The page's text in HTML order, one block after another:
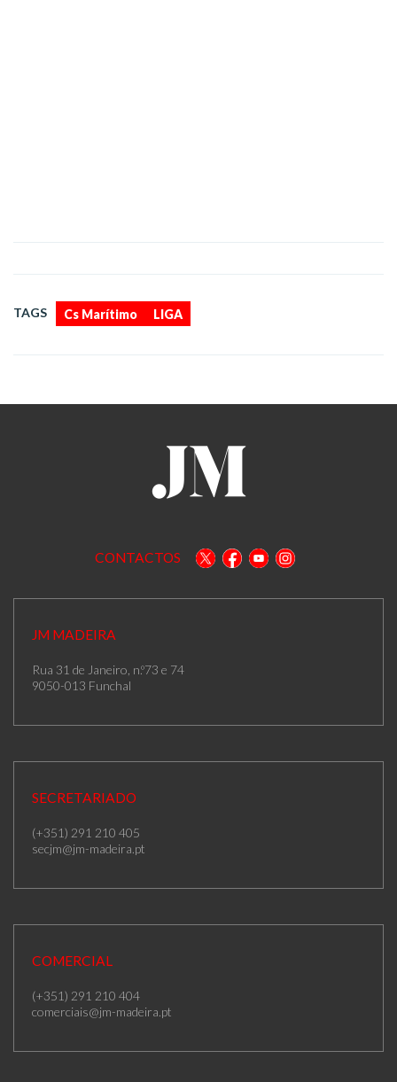
TAGS Cs Marítimo LIGA
CONTACTOS
JM MADEIRA
Rua 31 de Janeiro, n.º73 e 74
9050-013 Funchal
SECRETARIADO
(+351) 291 210 405
secjm@jm-madeira.pt
COMERCIAL
(+351) 291 210 404
comerciais@jm-madeira.pt